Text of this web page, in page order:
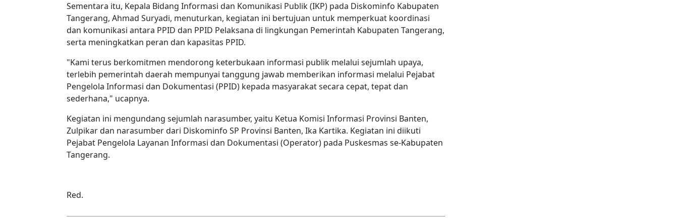
Sementara itu, Kepala Bidang Informasi dan Komunikasi Publik (IKP) pada Diskominfo Kabupaten
Tangerang, Ahmad Suryadi, menuturkan, kegiatan ini bertujuan untuk memperkuat koordinasi
dan komunikasi antara PPID dan PPID Pelaksana di lingkungan Pemerintah Kabupaten Tangerang,
serta meningkatkan peran dan kapasitas PPID.
"Kami terus berkomitmen mendorong keterbukaan informasi publik melalui sejumlah upaya,
terlebih pemerintah daerah mempunyai tanggung jawab memberikan informasi melalui Pejabat
Pengelola Informasi dan Dokumentasi (PPID) kepada masyarakat secara cepat, tepat dan
sederhana," ucapnya.
Kegiatan ini mengundang sejumlah narasumber, yaitu Ketua Komisi Informasi Provinsi Banten,
Zulpikar dan narasumber dari Diskominfo SP Provinsi Banten, Ika Kartika. Kegiatan ini diikuti
Pejabat Pengelola Layanan Informasi dan Dokumentasi (Operator) pada Puskesmas se-Kabupaten
Tangerang.
Red.